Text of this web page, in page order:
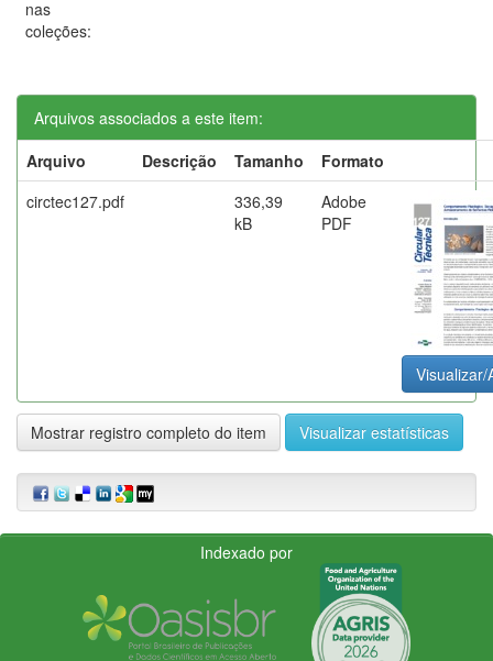
nas
coleções:
Arquivos associados a este item:
Arquivo
Descrição Tamanho
Formato
circtec127.pdf
336,39
kB
Adobe
PDF
Visualizar/
Mostrar registro completo do item Visualizar estatísticas
Indexado por